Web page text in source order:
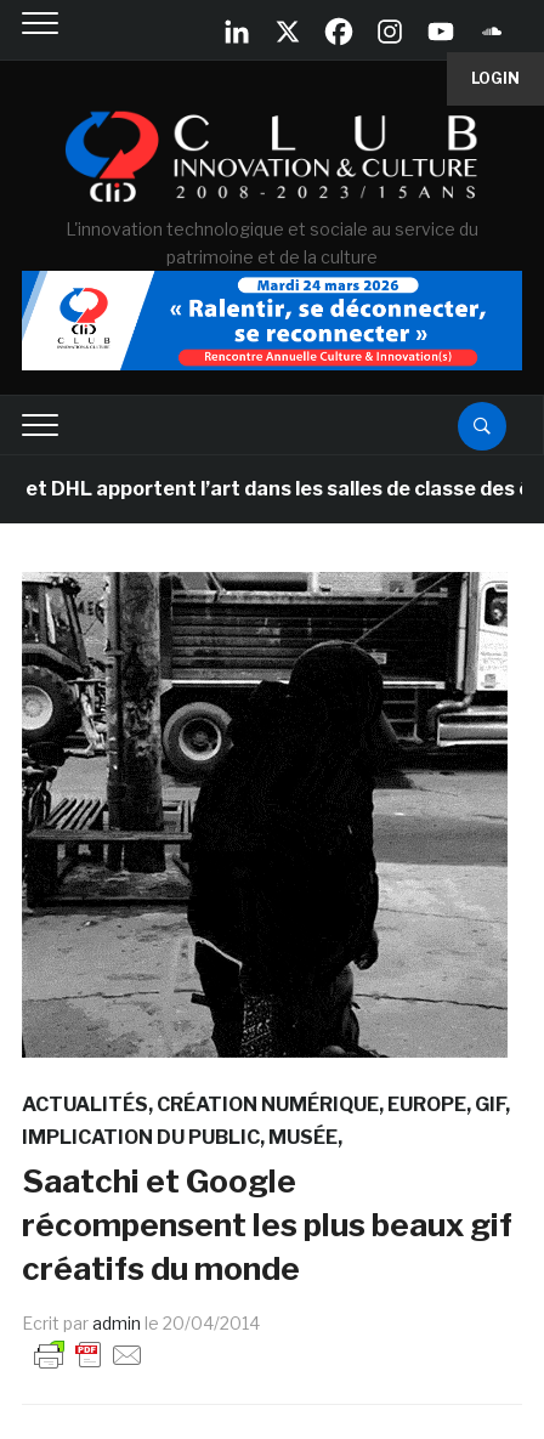
LOGIN
L'innovation technologique et sociale au service du
patrimoine et de la culture
l’art dans les salles de classe des écoles
ACTUALITÉS CRÉATION NUMÉRIQUE EUROPE GIF
IMPLICATION DU PUBLIC MUSÉE
Saatchi et Google
récompensent les plus beaux gif
créatifs du monde
Ecrit paradmin le 20/04/2014